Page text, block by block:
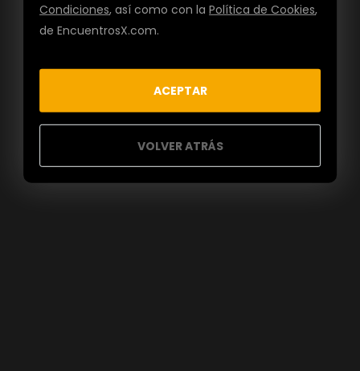
Condiciones, así como con laPolítica de Cookies,
de EncuentrosX.com.
ACEPTAR
VOLVER ATRÁS